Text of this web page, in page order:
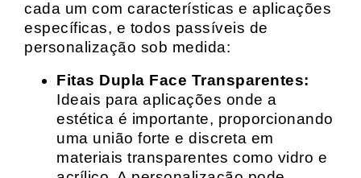
cada um com características e aplicações
específicas, e todos passíveis de
personalização sob medida:
Fitas Dupla Face Transparentes:
Ideais para aplicações onde a
estética é importante, proporcionando
uma união forte e discreta em
materiais transparentes como vidro e